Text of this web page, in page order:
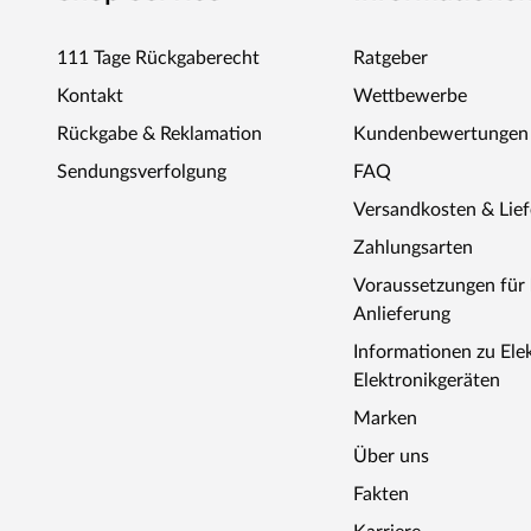
Stammlängen der verarbeiteten Bäume. Da die Maße
keinen Einfluss auf die Längen der Dielen nehmen.
Verlegung im offenen als auch im regelmäßigen
nicht unterschreiten.
111 Tage Rückgaberecht
Kontakt
Rückgabe & Reklamation
Sendungsverfolgung
Ratgeber
Wettbewerbe
Kundenbewertungen
FAQ
Versandkosten &
Zahlungsarten
Voraussetzungen für
Anlieferung
Informationen zu
Elektronikgeräten
Marken
Über uns
Fakten